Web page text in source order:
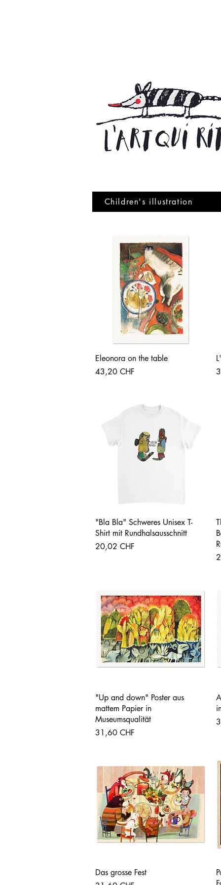
Children's illustration
Vista rápida
Eleonora on the table
Precio
43,20 CHF
Vista rápida
"Bla Bla" Schweres Unisex T-
Shirt mit Rundhalsausschnitt
Precio
20,02 CHF
Vista rápida
"Up and down" Poster aus
mattem Papier in
Museumsqualität
Precio
31,60 CHF
Vista rápida
Das grosse Fest